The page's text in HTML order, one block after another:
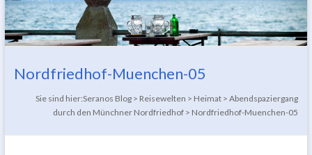
Nordfriedhof-Muenchen-05
Sie sind hier:Seranos Blog > Reisewelten > Heimat >Abendspaziergang
durch den Münchner Nordfriedhof > Nordfriedhof-Muenchen-05